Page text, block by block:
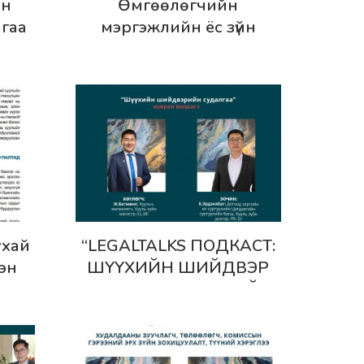
Өмгөөлөгчийн
мэргэжлийн ёс зүйн
хянан шийдвэрлэж буй
практик, тулгамдаж буй
асуудал
Дэлгэрэнгүй
“LEGALTALKS ПОДКАСТ:
ШҮҮХИЙН ШИЙДВЭР
СУДАЛГАА” ТУСГАЙ
ДУГААР